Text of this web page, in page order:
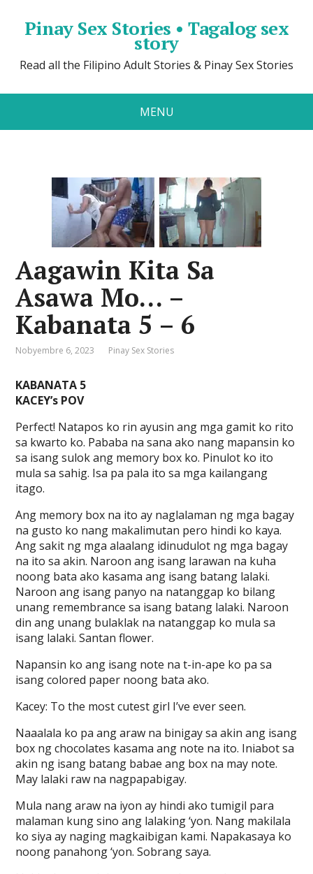
Pinay Sex Stories • Tagalog sex
story
Read all the Filipino Adult Stories & Pinay Sex Stories
MENU
Aagawin Kita Sa
Asawa Mo… –
Kabanata 5 – 6
Nobyembre 6, 2023 Pinay Sex Stories
KABANATA 5
KACEY’s POV
Perfect! Natapos ko rin ayusin ang mga gamit ko rito
sa kwarto ko. Pababa na sana ako nang mapansin ko
sa isang sulok ang memory box ko. Pinulot ko ito
mula sa sahig. Isa pa pala ito sa mga kailangang
itago.
Ang memory box na ito ay naglalaman ng mga bagay
na gusto ko nang makalimutan pero hindi ko kaya.
Ang sakit ng mga alaalang idinudulot ng mga bagay
na ito sa akin. Naroon ang isang larawan na kuha
noong bata ako kasama ang isang batang lalaki.
Naroon ang isang panyo na natanggap ko bilang
unang remembrance sa isang batang lalaki. Naroon
din ang unang bulaklak na natanggap ko mula sa
isang lalaki. Santan flower.
Napansin ko ang isang note na t-in-ape ko pa sa
isang colored paper noong bata ako.
Kacey: To the most cutest girl I’ve ever seen.
Naaalala ko pa ang araw na binigay sa akin ang isang
box ng chocolates kasama ang note na ito. Iniabot sa
akin ng isang batang babae ang box na may note.
May lalaki raw na nagpapabigay.
Mula nang araw na iyon ay hindi ako tumigil para
malaman kung sino ang lalaking ‘yon. Nang makilala
ko siya ay naging magkaibigan kami. Napakasaya ko
noong panahong ‘yon. Sobrang saya.